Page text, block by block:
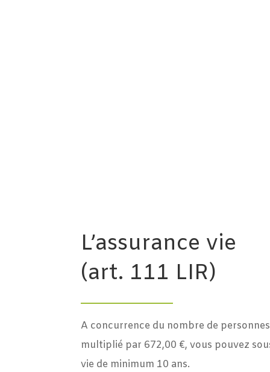
L’assurance vie
(art. 111 LIR)
A concurrence du nombre de
multiplié par 672,00 €, vous pouvez
vie de minimum 10 ans.